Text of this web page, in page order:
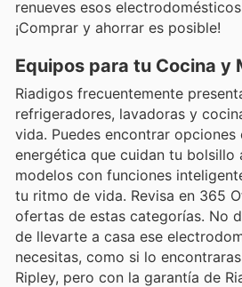
renueves esos
¡Comprar y ahorrar es posible!
Equipos para tu Cocina y
Riadigos frecuentemente
refrigeradores, lavadoras y
vida. Puedes encontrar opciones
energética que cuidan tu bolsillo
modelos con funciones
tu ritmo de vida. Revisa en 365
ofertas de estas categorías. No
de llevarte a casa ese
necesitas, como si lo
Ripley, pero con la garantía de